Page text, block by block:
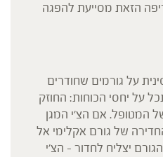
הזאת מסייעת להפגה
על גורמים שחודרים
על יחסי הכוחות: החוזק
המטופל. אם הצ'י המגן
של גורם אקלימי אל
יצליח לחדור – הצ'י